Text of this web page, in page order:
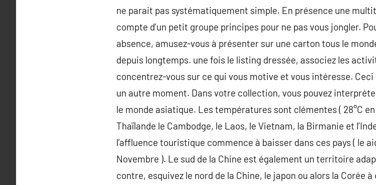
ne parait pas systématiquement simple. En présence une
compte d’un petit groupe principes pour ne pas vous jongler.
absence, amusez-vous à présenter sur une carton tous le
depuis longtemps. une fois le listing dressée, associez les
concentrez-vous sur ce qui vous motive et vous intéresse.
un autre moment. Dans votre collection, vous pouvez
le monde asiatique. Les températures sont clémentes ( 28°C
Thaïlande le Cambodge, le Laos, le Vietnam, la Birmanie et
l’affluence touristique commence à baisser dans ces pays ( le
Novembre ). Le sud de la Chine est également un territoire
contre, esquivez le nord de la Chine, le japon ou alors la Corée